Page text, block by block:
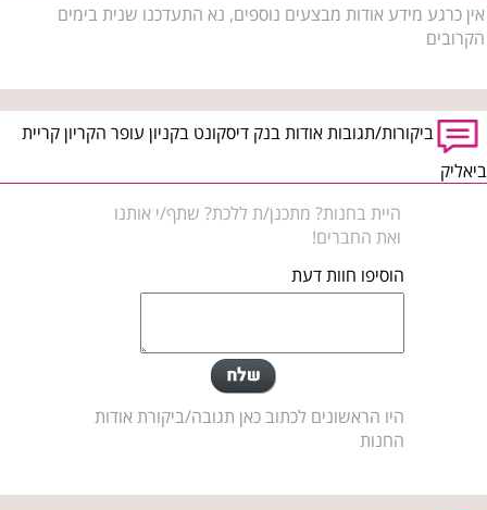
אין כרגע מידע אודות מבצעים נוספים, נא התעדכנו שנית בימים
הקרובים
ביקורות/תגובות אודות בנק דיסקונט בקניון עופר הקריון קריית
ביאליק
היית בחנות? מתכנן/ת ללכת? שתף/י אותנו
ואת החברים!
הוסיפו חוות דעת
היו הראשונים לכתוב כאן תגובה/ביקורת אודות
החנות